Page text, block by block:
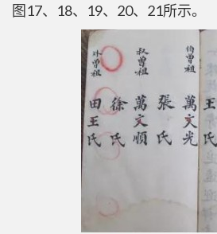
图17、18、19、20、21所示。